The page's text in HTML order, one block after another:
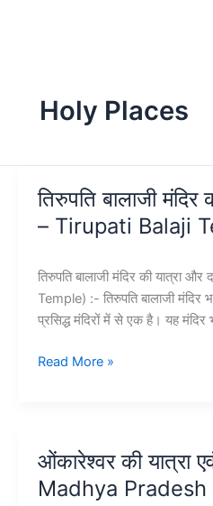
Holy Places
तिरुपति बालाजी मंदिर
– Tirupati Balaji
तिरुपति बालाजी मंदिर की यात्रा
Temple) :- तिरुपति बालाजी
प्रसिद्ध मंदिरों में से एक है। यह मंदिर
तिरुपति
यात्रा
और
दर्शन
Read More »
ओंकारेश्वर की यात्रा
Madhya